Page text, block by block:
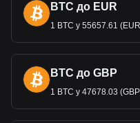
BTC до EUR
1 BTC у 55657.61
BTC до GBP
1 BTC у 47678.03